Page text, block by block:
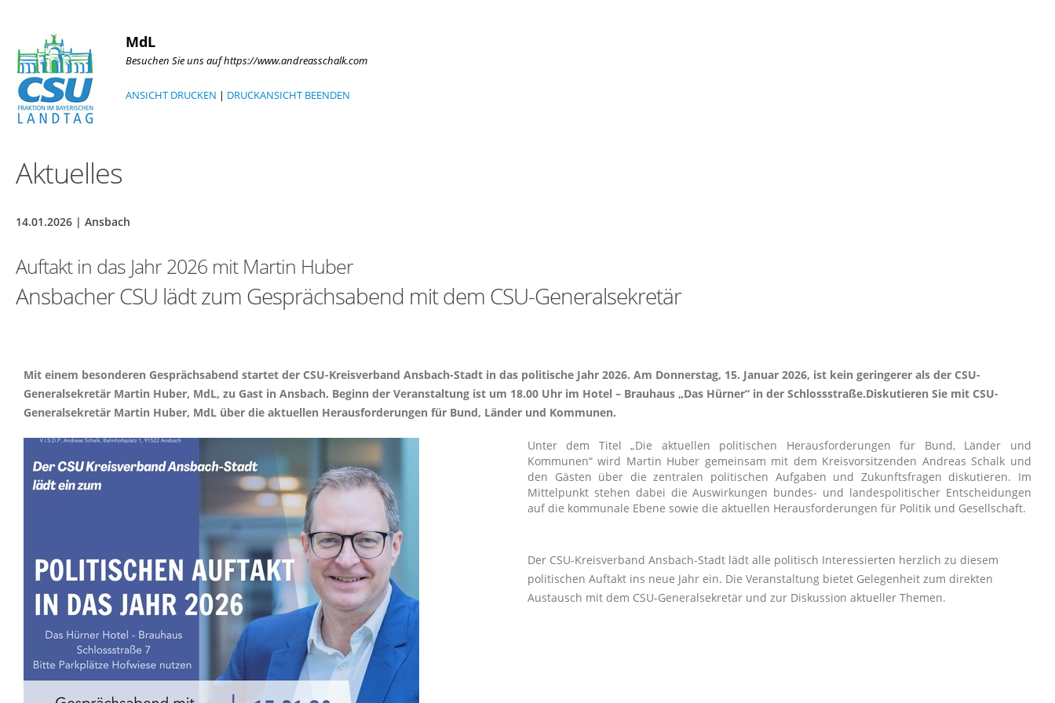
MdL
Besuchen Sie uns auf https://www.andreasschalk.com
ANSICHT DRUCKEN | DRUCKANSICHT BEENDEN
Aktuelles
14.01.2026 | Ansbach
Auftakt in das Jahr 2026 mit Martin Huber
Ansbacher CSU lädt zum Gesprächsabend mit dem CSU-Generalsekretär
Mit einem besonderen Gesprächsabend startet der CSU-Kreisverband Ansbach-Stadt in das politische Jahr 2026. Am Donnerstag, 15. Januar 2026, ist kein geringerer als der CSU-
Generalsekretär Martin Huber, MdL, zu Gast in Ansbach. Beginn der Veranstaltung ist um 18.00 Uhr im Hotel – Brauhaus „Das Hürner“ in der Schlossstraße.Diskutieren Sie mit CSU-
Generalsekretär Martin Huber, MdL über die aktuellen Herausforderungen für Bund, Länder und Kommunen.
Unter dem Titel „Die aktuellen politischen Herausforderungen für Bund, Länder und
Kommunen“ wird Martin Huber gemeinsam mit dem Kreisvorsitzenden Andreas Schalk und
den Gästen über die zentralen politischen Aufgaben und Zukunftsfragen diskutieren. Im
Mittelpunkt stehen dabei die Auswirkungen bundes- und landespolitischer Entscheidungen
auf die kommunale Ebene sowie die aktuellen Herausforderungen für Politik und Gesellschaft.
Der CSU-Kreisverband Ansbach-Stadt lädt alle politisch Interessierten herzlich zu diesem
politischen Auftakt ins neue Jahr ein. Die Veranstaltung bietet Gelegenheit zum direkten
Austausch mit dem CSU-Generalsekretär und zur Diskussion aktueller Themen.